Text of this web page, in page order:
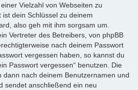
Vielzahl von Webseiten zu
dein Schlüssel zu deinem
also geh mit ihm sorgsam um.
Vertreter des Betreibers, von phpBB
nach deinem Passwort
vergessen haben, so kannst du
Passwort vergessen“ benutzen. Die
dann nach deinem Benutzernamen und
sendet anschließend ein neu